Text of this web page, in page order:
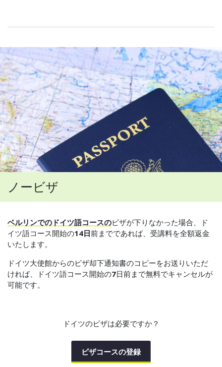
ノービザ
ベルリンでのドイツ語コースのビザが下りなかった場合、ド
イツ語コース開始の14日前までであれば、受講料を全額返金
いたします。
ドイツ大使館からのビザ却下通知書のコピーをお送りいただ
ければ、ドイツ語コース開始の7日前まで無料でキャンセルが
可能です。
ドイツのビザは必要ですか？
ビザコースの登録